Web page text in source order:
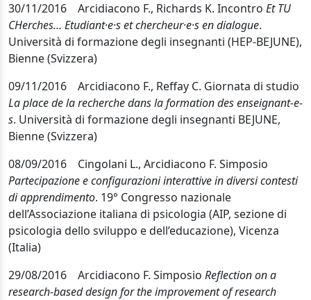
30/11/2016 Arcidiacono F., Richards K. Incontro Et TU
CHerches… Etudiant·e·s et chercheur·e·s en dialogue.
Università di formazione degli insegnanti (HEP-BEJUNE),
Bienne (Svizzera)
09/11/2016 Arcidiacono F., Reffay C. Giornata di studio
La place de la recherche dans la formation des enseignant-e-
s. Università di formazione degli insegnanti BEJUNE,
Bienne (Svizzera)
08/09/2016 Cingolani L., Arcidiacono F. Simposio
Partecipazione e configurazioni interattive in diversi contesti
di apprendimento. 19° Congresso nazionale
dell’Associazione italiana di psicologia (AIP, sezione di
psicologia dello sviluppo e dell’educazione), Vicenza
(Italia)
29/08/2016 Arcidiacono F. Simposio Reflection on a
research-based design for the improvement of research